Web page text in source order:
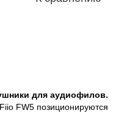
для аудиофилов.
FW5 позиционируются